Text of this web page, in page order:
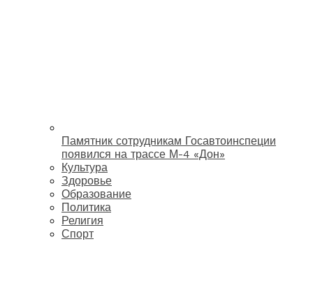
Памятник сотрудникам Госавтоинспеции
появился на трассе М-4 «Дон»
Культура
Здоровье
Образование
Политика
Религия
Спорт